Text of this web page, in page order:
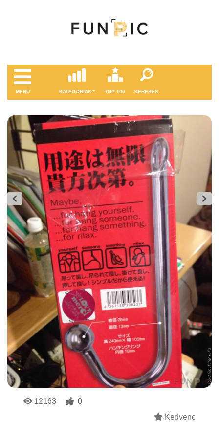
MENÜ KATEGÓRIÁK TOP 100 KERESÉS
12163
0
Kedvenc